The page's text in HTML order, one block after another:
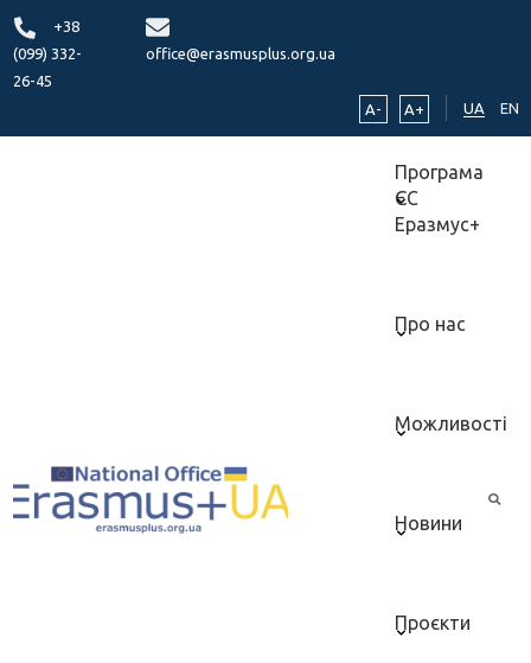
+38
(099) 332-
26-45
office@erasmusplus.org.ua
A- A+ UA EN
Програма
ЄС
Еразмус+
Про нас
Можливості
Новини
Проєкти